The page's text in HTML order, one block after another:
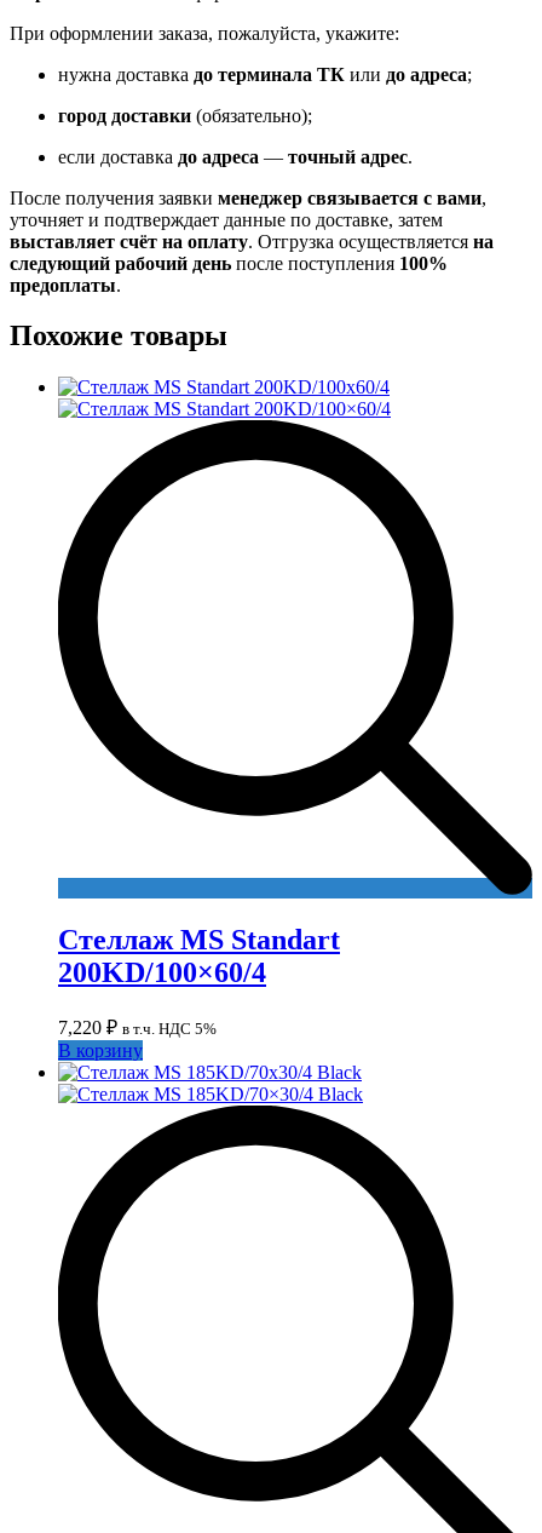
При оформлении заказа, пожалуйста, укажите:
нужна доставка до терминала ТК или до адреса;
город доставки (обязательно);
если доставка до адреса — точный адрес.
После получения заявки менеджер связывается с вами,
уточняет и подтверждает данные по доставке, затем
выставляет счёт на оплату. Отгрузка осуществляется на
следующий рабочий день после поступления 100%
предоплаты.
Похожие товары
Стеллаж MS Standart
200KD/100×60/4
7,220 ₽ в т.ч. НДС 5%
В корзину